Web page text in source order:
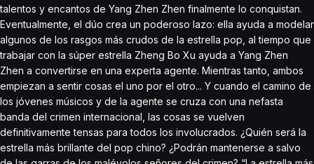
talentos y encantos de Yang Zhen Zhen finalmente lo conquistan.
Eventualmente, el dúo crea un poderoso lazo: ella ayuda a modelar
algunos de los rasgos más crudos de la estrella pop, al tiempo que
trabajar con la súper estrella Zheng Bo Xu ayuda a Yang Zhen
Zhen a convertirse en una experta agente. Mientras tanto, ambos
empiezan a sentir cosas el uno por el otro... Y cuando el camino de
los jóvenes músicos y de la agente se cruza con una nefasta
banda del crimen internacional, las cosas se vuelven
definitivamente tensas para todos los involucrados. ¿Quién será la
estrella más brillante del pop chino? ¿Podrán mantenerse a salvo